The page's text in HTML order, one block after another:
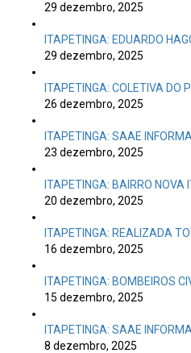
29 dezembro, 2025
ITAPETINGA: EDUARDO
29 dezembro, 2025
ITAPETINGA: COLETIVA DO
26 dezembro, 2025
ITAPETINGA: SAAE
23 dezembro, 2025
ITAPETINGA: BAIRRO NOVA
20 dezembro, 2025
ITAPETINGA: REALIZADA
16 dezembro, 2025
ITAPETINGA: BOMBEIROS
15 dezembro, 2025
ITAPETINGA: SAAE
8 dezembro, 2025